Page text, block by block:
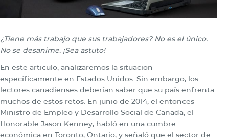
¿Tiene más trabajo que sus trabajadores? No es el único.
No se desanime. ¡Sea astuto!
En este artículo, analizaremos la situación
específicamente en Estados Unidos. Sin embargo, los
lectores canadienses deberían saber que su país enfrenta
muchos de estos retos. En junio de 2014, el entonces
Ministro de Empleo y Desarrollo Social de Canadá, el
Honorable Jason Kenney, habló en una cumbre
económica en Toronto, Ontario, y señaló que el sector de